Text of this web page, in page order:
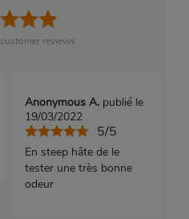
customer reviews
Anonymous A. publié le
19/03/2022
5/5
En steep hâte de le
tester une très bonne
odeur